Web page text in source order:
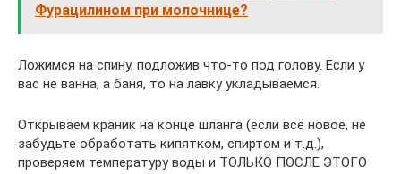
Фурацилином при молочнице?
Ложимся на спину, подложив что-то под голову. Если у
вас не ванна, а баня, то на лавку укладываемся.
Открываем краник на конце шланга (если всё новое, не
забудьте обработать кипятком, спиртом и т.д.),
проверяем температуру воды и ТОЛЬКО ПОСЛЕ ЭТОГО